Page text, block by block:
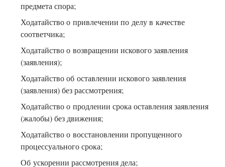
предмета спора;
Ходатайство о привлечении по делу в качестве
соответчика;
Ходатайство о возвращении искового заявления
(заявления);
Ходатайство об оставлении искового заявления
(заявления) без рассмотрения;
Ходатайство о продлении срока оставления заявления
(жалобы) без движения;
Ходатайство о восстановлении пропущенного
процессуального срока;
Об ускорении рассмотрения дела;